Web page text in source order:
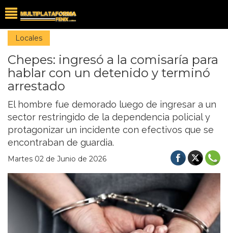
Locales
Chepes: ingresó a la comisaría para
hablar con un detenido y terminó
arrestado
El hombre fue demorado luego de ingresar a un
sector restringido de la dependencia policial y
protagonizar un incidente con efectivos que se
encontraban de guardia.
Martes 02 de Junio de 2026